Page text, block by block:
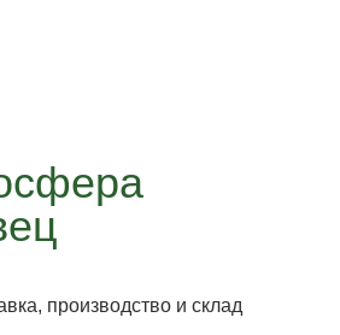
производство и склад